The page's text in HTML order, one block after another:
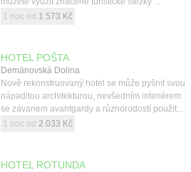
1 noc od 1 573 Kč
HOTEL POŠTA
Demänovská Dolina
Nově rekonstruovaný hotel se může pyšnit svou
nápaditou architekturou, nevšedním interiérem
se závanem avantgardy a různorodostí použit...
1 noc od 2 033 Kč
HOTEL ROTUNDA